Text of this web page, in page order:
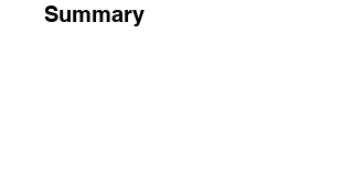
Summary